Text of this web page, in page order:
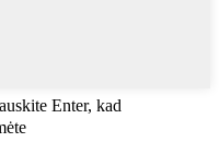
Enter, kad